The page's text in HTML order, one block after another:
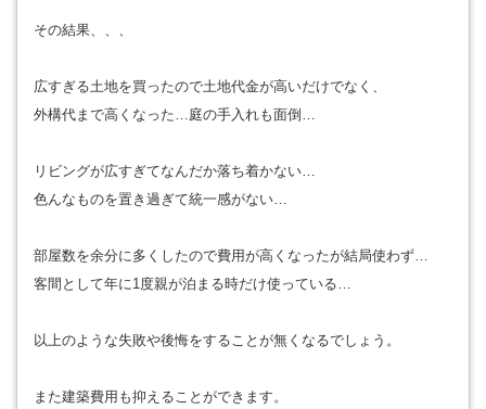
その結果、、、
広すぎる土地を買ったので土地代金が高いだけでなく、
外構代まで高くなった…庭の手入れも面倒…
リビングが広すぎてなんだか落ち着かない…
色んなものを置き過ぎて統一感がない…
部屋数を余分に多くしたので費用が高くなったが結局使わず…
客間として年に1度親が泊まる時だけ使っている…
以上のような失敗や後悔をすることが無くなるでしょう。
また建築費用も抑えることができます。